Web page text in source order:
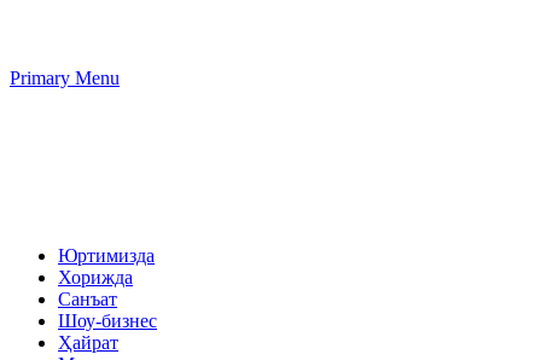
Primary Menu
Юртимизда
Хорижда
Санъат
Шоу-бизнес
Ҳайрат